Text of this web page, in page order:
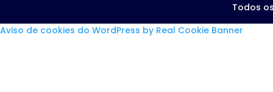
Todos
Aviso de cookies do WordPress by Real Cookie Banner